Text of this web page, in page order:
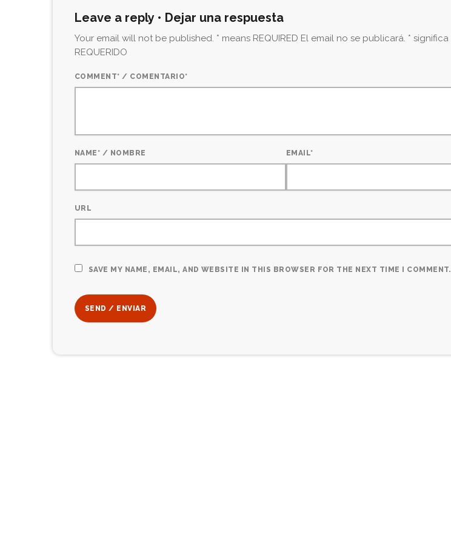
Leave a reply • Dejar una respuesta
Your email will not be published. * means REQUIRED El email no se publicará. * significa
REQUERIDO
COMMENT* / COMENTARIO*
NAME* / NOMBRE EMAIL*
URL
SAVE MY NAME, EMAIL, AND WEBSITE IN THIS BROWSER FOR THE NEXT TIME I COMMENT.